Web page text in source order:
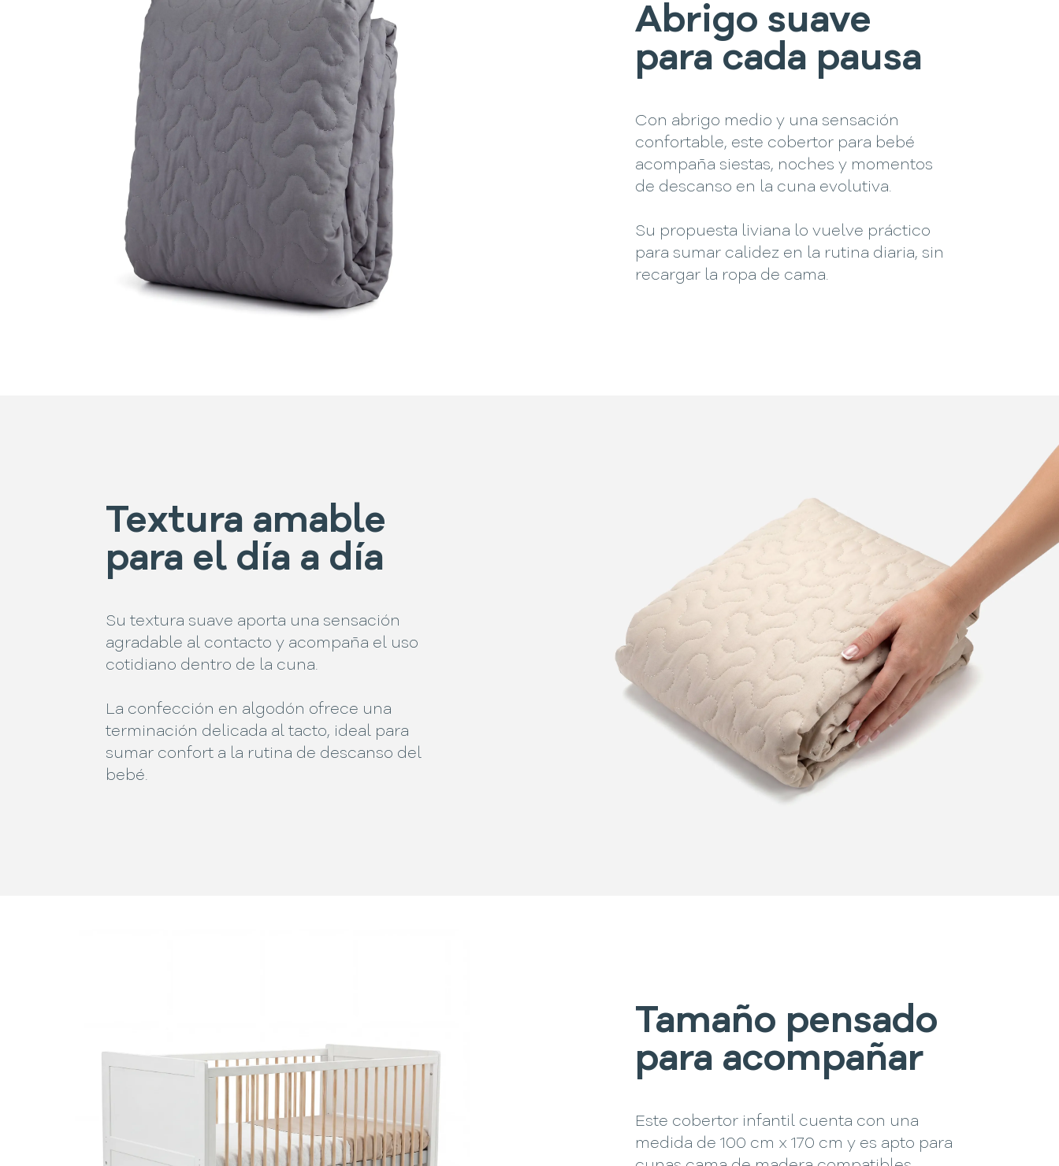
Abrigo suave
para cada pausa
Con abrigo medio y una sensación
confortable, este cobertor para bebé
acompaña siestas, noches y momentos
de descanso en la cuna evolutiva.
Su propuesta liviana lo vuelve práctico
para sumar calidez en la rutina diaria, sin
recargar la ropa de cama.
Textura amable
para el día a día
Su textura suave aporta una sensación
agradable al contacto y acompaña el uso
cotidiano dentro de la cuna.
La confección en algodón ofrece una
terminación delicada al tacto, ideal para
sumar confort a la rutina de descanso del
bebé.
Tamaño pensado
para acompañar
Este cobertor infantil cuenta con una
medida de 100 cm x 170 cm y es apto para